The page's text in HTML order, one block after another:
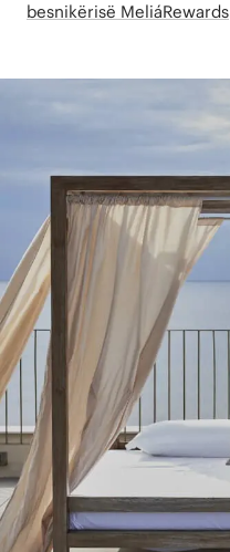
besnikërisë MeliáRewards